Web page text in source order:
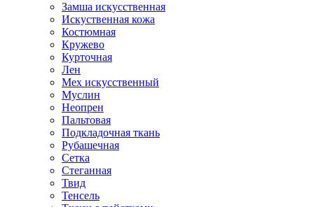
Замша искусственная
Искуственная кожа
Костюмная
Кружево
Курточная
Лен
Мех искусственный
Муслин
Неопрен
Пальтовая
Подкладочная ткань
Рубашечная
Сетка
Стеганная
Твид
Тенсель